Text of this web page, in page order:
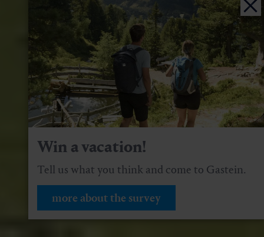
Win a vacation!
Tell us what you think and come to Gastein.
more about the survey